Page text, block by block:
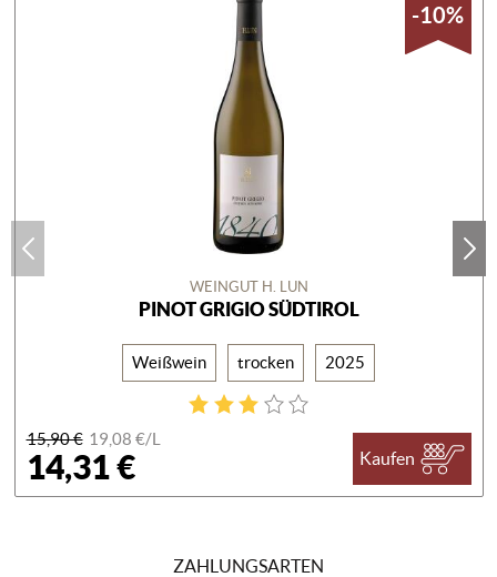
-10%
WEINGUT H. LUN
PINOT GRIGIO SÜDTIROL
Weißwein trocken 2025
15,90 € 19,08 €/L
14,31 € Kaufen
ZAHLUNGSARTEN